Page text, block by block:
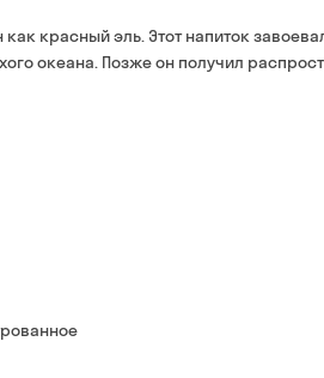
красный эль. Этот напиток
океана. Позже он получил